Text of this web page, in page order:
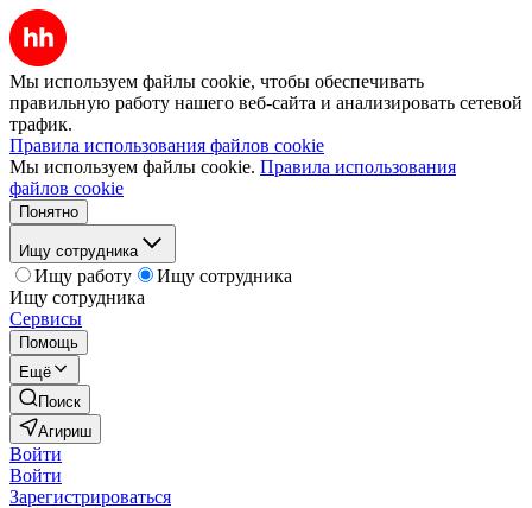
Мы используем файлы cookie, чтобы обеспечивать
правильную работу нашего веб-сайта и анализировать сетевой
трафик.
Правила использования файлов cookie
Мы используем файлы cookie. Правила использования
файлов cookie
Понятно
Ищу сотрудника
Ищу работу
Ищу сотрудника
Ищу сотрудника
Сервисы
Помощь
Ещё
Поиск
Агириш
Войти
Войти
Зарегистрироваться